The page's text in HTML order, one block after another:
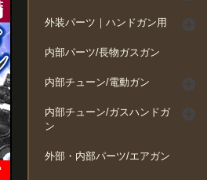
外装パーツ｜ハンドガン用
内部パーツ/長物ガスガン
内部チューン/電動ガン
内部チューン/ガスハンドガ
ン
外部・内部パーツ/エアガン